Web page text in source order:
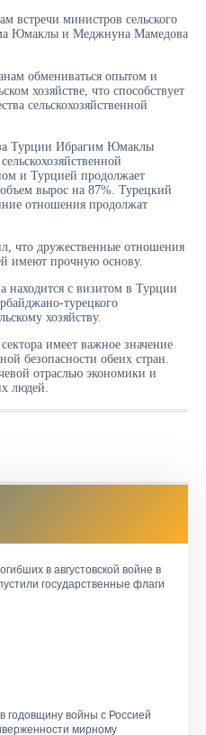
встречи министров сельского
Юмаклы и Меджнуна Мамедова
обмениваться опытом и
хозяйстве, что способствует
сельскохозяйственной
Турции Ибрагим Юмаклы
и Турцией продолжает
вырос на 87%. Турецкий
отношения продолжат
что дружественные отношения
имеют прочную основу.
находится с визитом в Турции
турецкого
хозяйству.
имеет важное значение
безопасности обеих стран.
отраслью экономики и
людей.
в августовской войне в
государственные флаги
годовщину войны с Россией
мирному